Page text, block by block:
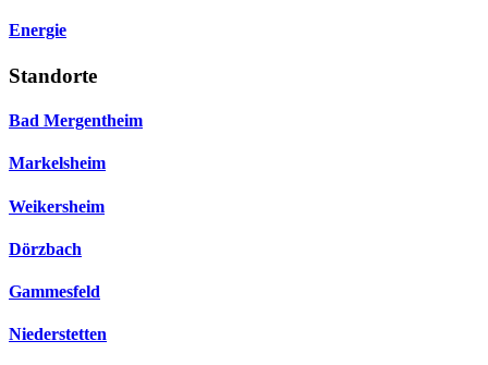
Energie
Standorte
Bad Mergentheim
Markelsheim
Weikersheim
Dörzbach
Gammesfeld
Niederstetten